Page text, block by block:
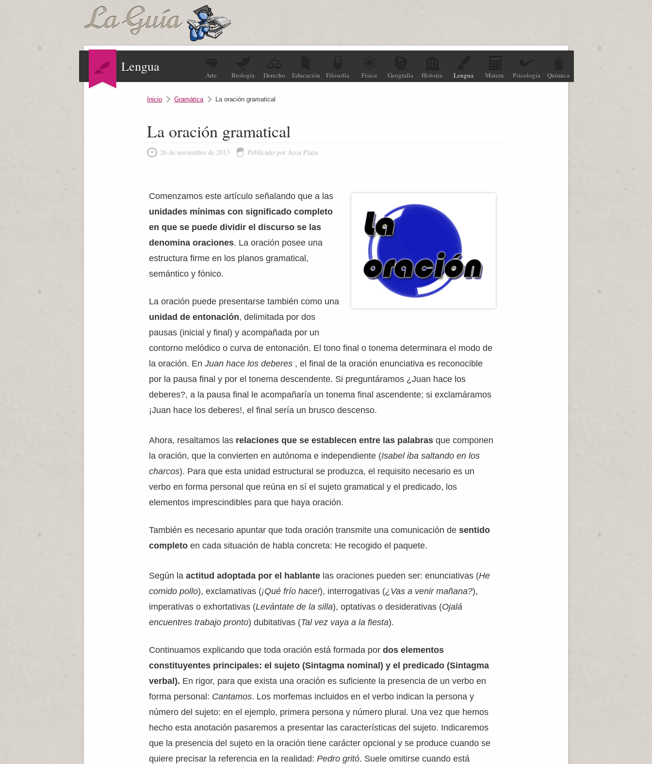
Lengua
Arte Biología Derecho Educación Filosofía Física Geografía Historia Lengua Matem. Psicología Química
Inicio Gramática La oración gramatical
La oración gramatical
26 de noviembre de 2013 Publicado por Aroa Plaza
Comenzamos este artículo señalando que a las
unidades mínimas con significado completo
en que se puede dividir el discurso se las
denomina oraciones. La oración posee una
estructura firme en los planos gramatical,
semántico y fónico.
La oración puede presentarse también como una
unidad de entonación, delimitada por dos
pausas (inicial y final) y acompañada por un
contorno melódico o curva de entonación. El tono final o tonema determinara el modo de
la oración. EnJuan hace los deberes , el final de la oración enunciativa es reconocible
por la pausa final y por el tonema descendente. Si preguntáramos ¿Juan hace los
deberes?, a la pausa final le acompañaría un tonema final ascendente; si exclamáramos
¡Juan hace los deberes!, el final sería un brusco descenso.
Ahora, resaltamos las relaciones que se establecen entre las palabrasque componen
la oración, que la convierten en autónoma e independiente (Isabel iba saltando en los
charcos). Para que esta unidad estructural se produzca, el requisito necesario es un
verbo en forma personal que reúna en sí el sujeto gramatical y el predicado, los
elementos imprescindibles para que haya oración.
También es necesario apuntar que toda oración transmite una comunicación desentido
completoen cada situación de habla concreta: He recogido el paquete.
Según laactitud adoptada por el hablante las oraciones pueden ser: enunciativas (He
comido pollo), exclamativas (¡Qué frío hace!), interrogativas (¿Vas a venir mañana?),
imperativas o exhortativas (Levántate de la silla), optativas o desiderativas (Ojalá
encuentres trabajo pronto) dubitativas (Tal vez vaya a la fiesta).
Continuamos explicando que toda oración está formada pordos elementos
constituyentes principales: el sujeto (Sintagma nominal) y el predicado (Sintagma
verbal). En rigor, para que exista una oración es suficiente la presencia de un verbo en
forma personal: Cantamos. Los morfemas incluidos en el verbo indican la persona y
número del sujeto: en el ejemplo, primera persona y número plural. Una vez que hemos
hecho esta anotación pasaremos a presentar las características del sujeto. Indicaremos
que la presencia del sujeto en la oración tiene carácter opcional y se produce cuando se
quiere precisar la referencia en la realidad:Pedro gritó. Suele omitirse cuando está